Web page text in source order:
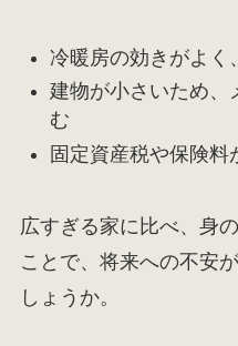
冷暖房の効きがよく
建物が小さいため、
む
固定資産税や保険料
広すぎる家に比べ、身
ことで、将来への不安
しょうか。